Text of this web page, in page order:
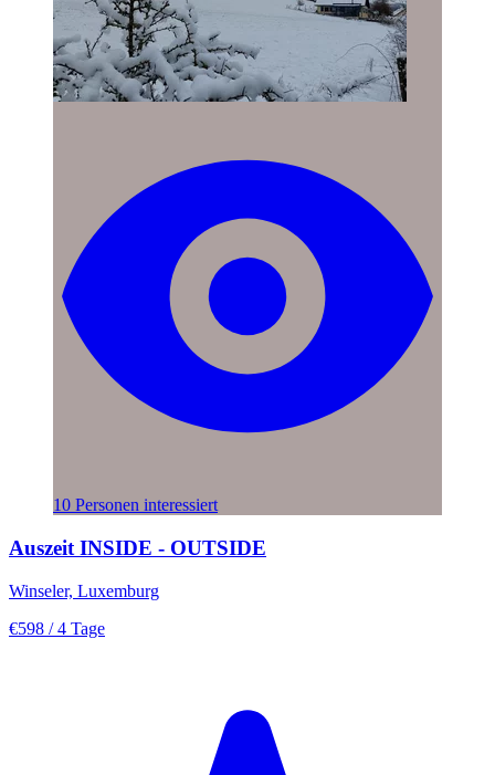
10 Personen interessiert
Auszeit INSIDE - OUTSIDE
Winseler, Luxemburg
€598 / 4 Tage